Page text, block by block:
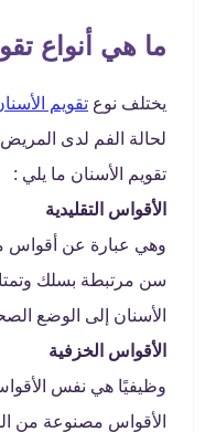
ما هي أنواع
يختلف نوع تقويم
لحالة الفم لدى
تقويم الأسنان ما يلي :
الأقواس التقليدية
وهي عبارة عن أقواس
سن مرتبطة بسلك
الأسنان إلى الوضع
الأقواس الخزفية
وظيفيًا هي نفس
الأقواس مصنوعة من